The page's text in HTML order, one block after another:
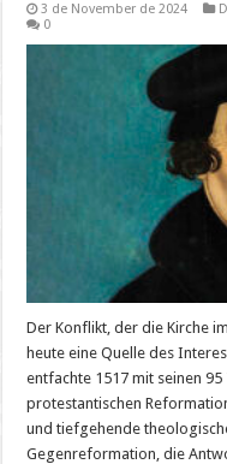
3 de November de 2024
0
Der Konflikt, der die Kirche
heute eine Quelle des
entfachte 1517 mit seinen
protestantischen
und tiefgehende
Gegenreformation, die